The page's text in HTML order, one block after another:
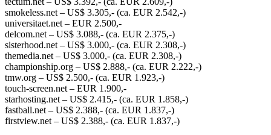
smokeless.net – US$ 3.305,- (ca. EUR 2.542,-)
universitaet.net – EUR 2.500,-
delcom.net – US$ 3.088,- (ca. EUR 2.375,-)
sisterhood.net – US$ 3.000,- (ca. EUR 2.308,-)
themedia.net – US$ 3.000,- (ca. EUR 2.308,-)
championship.org – US$ 2.888,- (ca. EUR 2.222,-)
tmw.org – US$ 2.500,- (ca. EUR 1.923,-)
touch-screen.net – EUR 1.900,-
starhosting.net – US$ 2.415,- (ca. EUR 1.858,-)
fastball.net – US$ 2.388,- (ca. EUR 1.837,-)
firstview.net – US$ 2.388,- (ca. EUR 1.837,-)